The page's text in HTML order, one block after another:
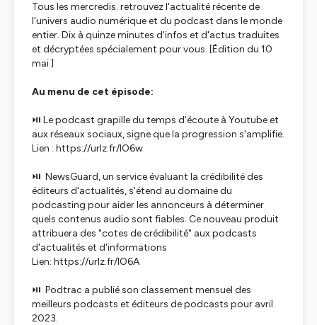
Tous les mercredis. retrouvez l'actualité récente de
l'univers audio numérique et du podcast dans le monde
entier. Dix à quinze minutes d'infos et d'actus traduites
et décryptées spécialement pour vous. [Édition du 10
mai ]
Au menu de cet épisode:
⏯️ Le podcast grapille du temps d'écoute à Youtube et
aux réseaux sociaux, signe que la progression s'amplifie.
Lien : https://urlz.fr/lO6w
⏯️ NewsGuard, un service évaluant la crédibilité des
éditeurs d'actualités, s'étend au domaine du
podcasting pour aider les annonceurs à déterminer
quels contenus audio sont fiables. Ce nouveau produit
attribuera des "cotes de crédibilité" aux podcasts
d'actualités et d'informations
Lien: https://urlz.fr/lO6A
⏯️ Podtrac a publié son classement mensuel des
meilleurs podcasts et éditeurs de podcasts pour avril
2023.